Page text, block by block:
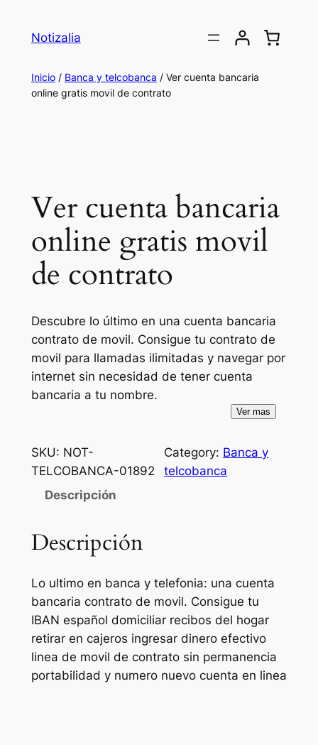
Notizalia
Inicio/ Banca y telcobanca / Ver cuenta bancaria
online gratis movil de contrato
Ver cuenta bancaria
online gratis movil
de contrato
Descubre lo último en una cuenta bancaria
contrato de movil. Consigue tu contrato de
movil para llamadas ilimitadas y navegar por
internet sin necesidad de tener cuenta
bancaria a tu nombre.
Ver mas
SKU: NOT-
TELCOBANCA-01892
Category: Banca y
telcobanca
Descripción
Descripción
Lo ultimo en banca y telefonia: una cuenta
bancaria contrato de movil. Consigue tu
IBAN español domiciliar recibos del hogar
retirar en cajeros ingresar dinero efectivo
linea de movil de contrato sin permanencia
portabilidad y numero nuevo cuenta en linea